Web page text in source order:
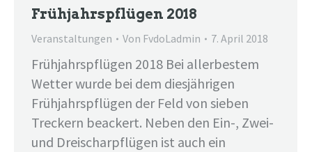
Frühjahrspflügen 2018
Veranstaltungen Von FvdoLadmin 7. April 2018
Frühjahrspflügen 2018 Bei allerbestem
Wetter wurde bei dem diesjährigen
Frühjahrspflügen der Feld von sieben
Treckern beackert. Neben den Ein-, Zwei-
und Dreischarpflügen ist auch ein